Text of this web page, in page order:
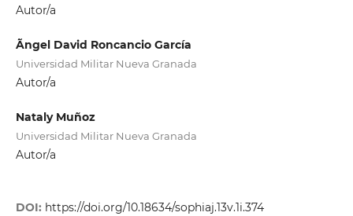
Autor/a
Ãngel David Roncancio García
Universidad Militar Nueva Granada
Autor/a
Nataly Muñoz
Universidad Militar Nueva Granada
Autor/a
DOI: https://doi.org/10.18634/sophiaj.13v.1i.374